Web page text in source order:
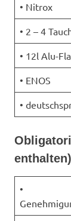
• Nitrox
• 2 – 4
• 12l Alu-
• ENOS
•
•